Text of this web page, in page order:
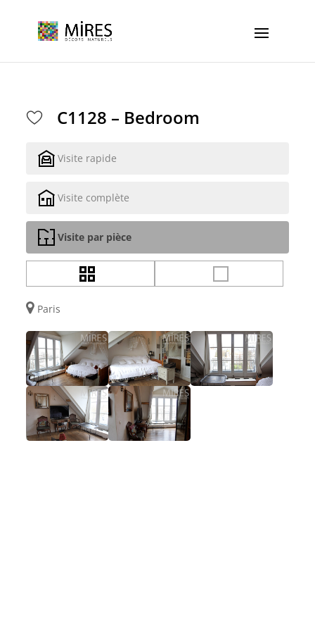
C1128 – Bedroom
Visite rapide
Visite complète
Visite par pièce
Paris